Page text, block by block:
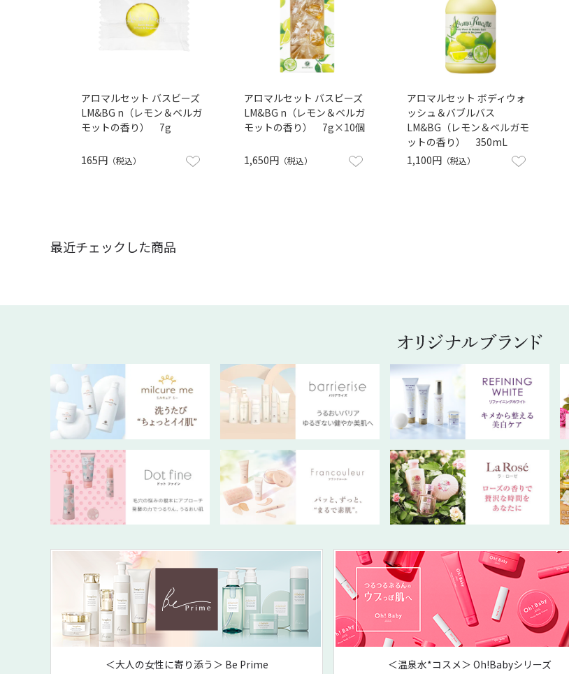
アロマルセット バスビーズ
LM&BG n（レモン＆ベルガ
モットの香り） 7g
165円 （税込）
アロマルセット バスビーズ
LM&BG n（レモン＆ベルガ
モットの香り） 7g×10個
1,650円 （税込）
アロマルセット ボディウォ
ッシュ＆バブルバス
LM&BG（レモン＆ベルガモ
ットの香り） 350mL
1,100円 （税込）
最近チェックした商品
＜大人の女性に寄り添う＞ Be Prime ＜温泉水*コスメ＞ Oh!Babyシリーズ